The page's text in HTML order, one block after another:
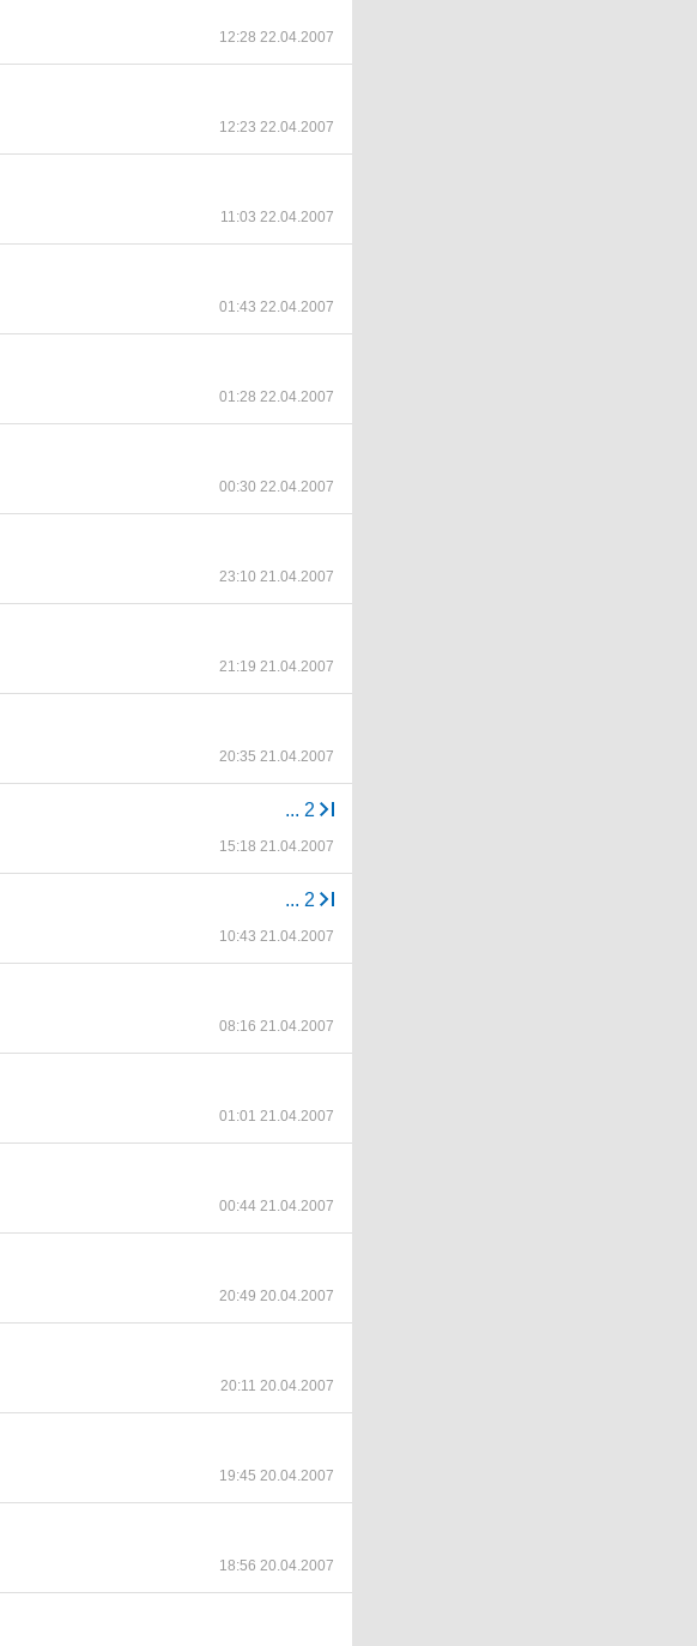
12:28 22.04.2007
12:23 22.04.2007
11:03 22.04.2007
01:43 22.04.2007
01:28 22.04.2007
00:30 22.04.2007
23:10 21.04.2007
21:19 21.04.2007
20:35 21.04.2007
... 2
15:18 21.04.2007
... 2
10:43 21.04.2007
08:16 21.04.2007
01:01 21.04.2007
00:44 21.04.2007
20:49 20.04.2007
20:11 20.04.2007
19:45 20.04.2007
18:56 20.04.2007